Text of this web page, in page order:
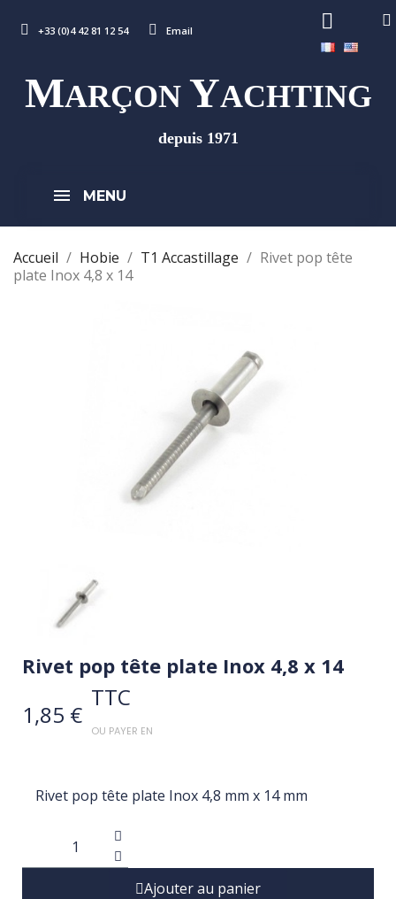
+33 (0)4 42 81 12 54 Email
MARÇON YACHTING
depuis 1971
MENU
Accueil Hobie T1 Accastillage
Rivet pop tête
plate Inox 4,8 x 14
Rivet pop tête plate Inox 4,8 x 14
1,85 €
TTC
OU PAYER EN
Rivet pop tête plate Inox 4,8 mm x 14 mm
Ajouter au panier